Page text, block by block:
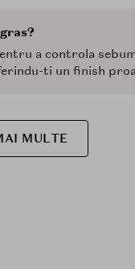
a controla
ti un finish
MULTE